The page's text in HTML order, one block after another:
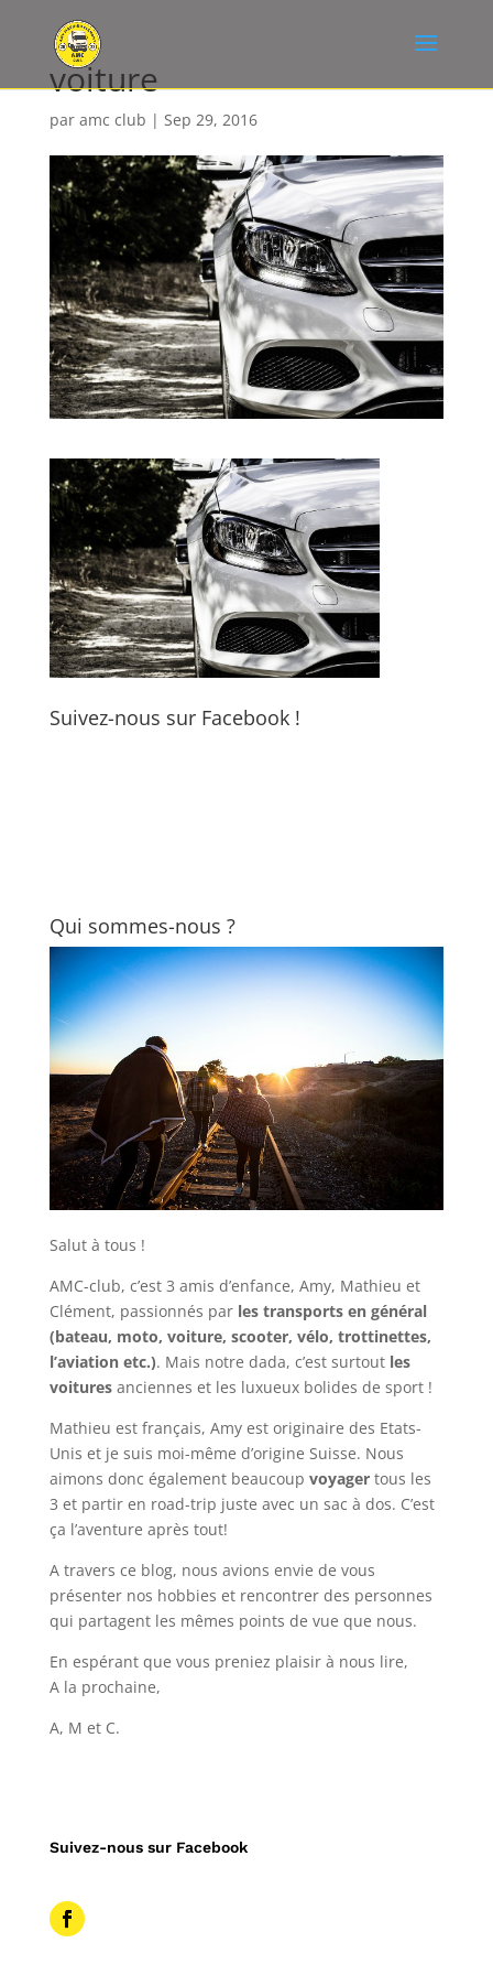
voiture
par amc club | Sep 29, 2016
Suivez-nous sur Facebook !
Qui sommes-nous ?
Salut à tous !
AMC-club, c’est 3 amis d’enfance, Amy, Mathieu et
Clément, passionnés par les transports en général
(bateau, moto, voiture, scooter, vélo, trottinettes,
l’aviation etc.). Mais notre dada, c’est surtout les
voituresanciennes et les luxueux bolides de sport !
Mathieu est français, Amy est originaire des Etats-
Unis et je suis moi-même d’origine Suisse. Nous
aimons donc également beaucoup voyagertous les
3 et partir en road-trip juste avec un sac à dos. C’est
ça l’aventure après tout!
A travers ce blog, nous avions envie de vous
présenter nos hobbies et rencontrer des personnes
qui partagent les mêmes points de vue que nous.
En espérant que vous preniez plaisir à nous lire,
A la prochaine,
A, M et C.
Suivez-nous sur Facebook